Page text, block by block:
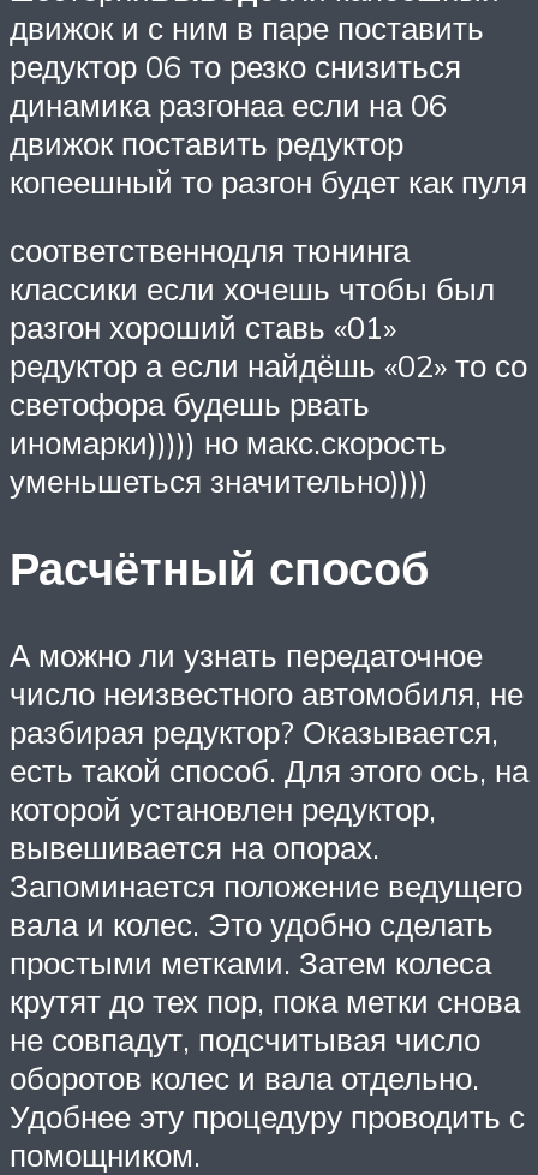
движок и с ним в паре поставить
редуктор 06 то резко снизиться
динамика разгонаа если на 06
движок поставить редуктор
копеешный то разгон будет как пуля
соответственнодля тюнинга
классики если хочешь чтобы был
разгон хороший ставь «01»
редуктор а если найдёшь «02» то со
светофора будешь рвать
иномарки))))) но макс.скорость
уменьшеться значительно))))
Расчётный способ
А можно ли узнать передаточное
число неизвестного автомобиля, не
разбирая редуктор? Оказывается,
есть такой способ. Для этого ось, на
которой установлен редуктор,
вывешивается на опорах.
Запоминается положение ведущего
вала и колес. Это удобно сделать
простыми метками. Затем колеса
крутят до тех пор, пока метки снова
не совпадут, подсчитывая число
оборотов колес и вала отдельно.
Удобнее эту процедуру проводить с
помощником.